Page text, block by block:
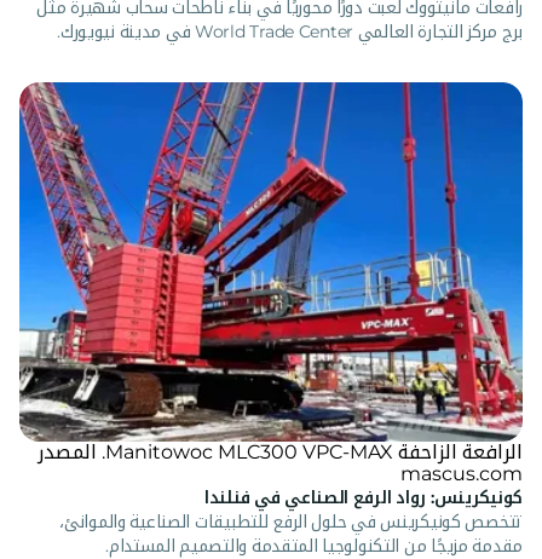
رافعات مانيتووك لعبت دورًا محوريًا في بناء ناطحات سحاب شهيرة مثل
برج مركز التجارة العالمي World Trade Center في مدينة نيويورك.
الرافعة الزاحفة Manitowoc MLC300 VPC-MAX. المصدر
mascus.com
كونيكرينس: رواد الرفع الصناعي في فنلندا
تتخصص كونيكرينس في حلول الرفع للتطبيقات الصناعية والموانئ،
مقدمة مزيجًا من التكنولوجيا المتقدمة والتصميم المستدام.